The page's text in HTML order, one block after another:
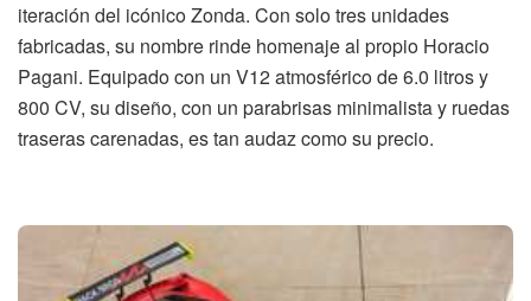
iteración del icónico Zonda. Con solo tres unidades
fabricadas, su nombre rinde homenaje al propio Horacio
Pagani. Equipado con un V12 atmosférico de 6.0 litros y
800 CV, su diseño, con un parabrisas minimalista y ruedas
traseras carenadas, es tan audaz como su precio.